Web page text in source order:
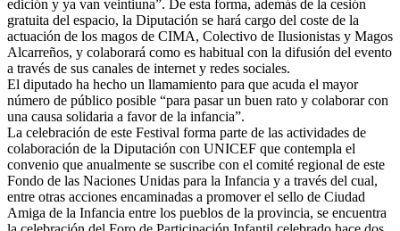
edición y ya van veintiuna”. De esta forma, además de la cesión
gratuita del espacio, la Diputación se hará cargo del coste de la
actuación de los magos de CIMA, Colectivo de Ilusionistas y Magos
Alcarreños, y colaborará como es habitual con la difusión del evento
a través de sus canales de internet y redes sociales.
El diputado ha hecho un llamamiento para que acuda el mayor
número de público posible “para pasar un buen rato y colaborar con
una causa solidaria a favor de la infancia”.
La celebración de este Festival forma parte de las actividades de
colaboración de la Diputación con UNICEF que contempla el
convenio que anualmente se suscribe con el comité regional de este
Fondo de las Naciones Unidas para la Infancia y a través del cual,
entre otras acciones encaminadas a promover el sello de Ciudad
Amiga de la Infancia entre los pueblos de la provincia, se encuentra